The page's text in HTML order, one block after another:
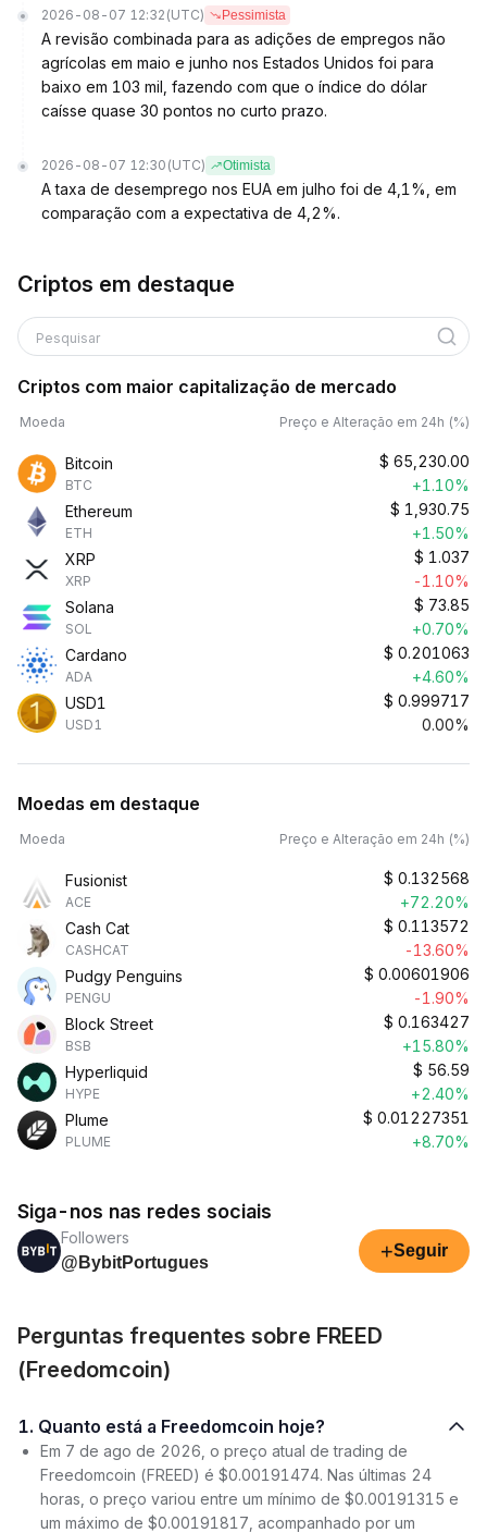
2026-08-07 12:32 (UTC) Pessimista
A revisão combinada para as adições de empregos não
agrícolas em maio e junho nos Estados Unidos foi para
baixo em 103 mil, fazendo com que o índice do dólar
caísse quase 30 pontos no curto prazo.
2026-08-07 12:30 (UTC) Otimista
A taxa de desemprego nos EUA em julho foi de 4,1%, em
comparação com a expectativa de 4,2%.
Criptos em destaque
Pesquisar
Criptos com maior capitalização de mercado
Moeda Preço e Alteração em 24h (%)
Bitcoin
BTC
$ 65,230.00
+1.10%
Ethereum
ETH
$ 1,930.75
+1.50%
XRP
XRP
$ 1.037
-1.10%
Solana
SOL
$ 73.85
+0.70%
Cardano
ADA
$ 0.201063
+4.60%
USD1
USD1
$ 0.999717
0.00%
Moedas em destaque
Moeda Preço e Alteração em 24h (%)
Fusionist
ACE
$ 0.132568
+72.20%
Cash Cat
CASHCAT
$ 0.113572
-13.60%
Pudgy Penguins
PENGU
$ 0.00601906
-1.90%
Block Street
BSB
$ 0.163427
+15.80%
Hyperliquid
HYPE
$ 56.59
+2.40%
Plume
PLUME
$ 0.01227351
+8.70%
Siga-nos nas redes sociais
Followers
@BybitPortugues
+Seguir
Perguntas frequentes sobre FREED
(Freedomcoin)
1. Quanto está a Freedomcoin hoje?
Em 7 de ago de 2026, o preço atual de trading de
Freedomcoin (FREED) é $0.00191474. Nas últimas 24
horas, o preço variou entre um mínimo de $0.00191315 e
um máximo de $0.00191817, acompanhado por um